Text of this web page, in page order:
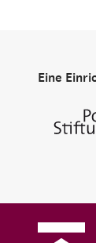
Eine